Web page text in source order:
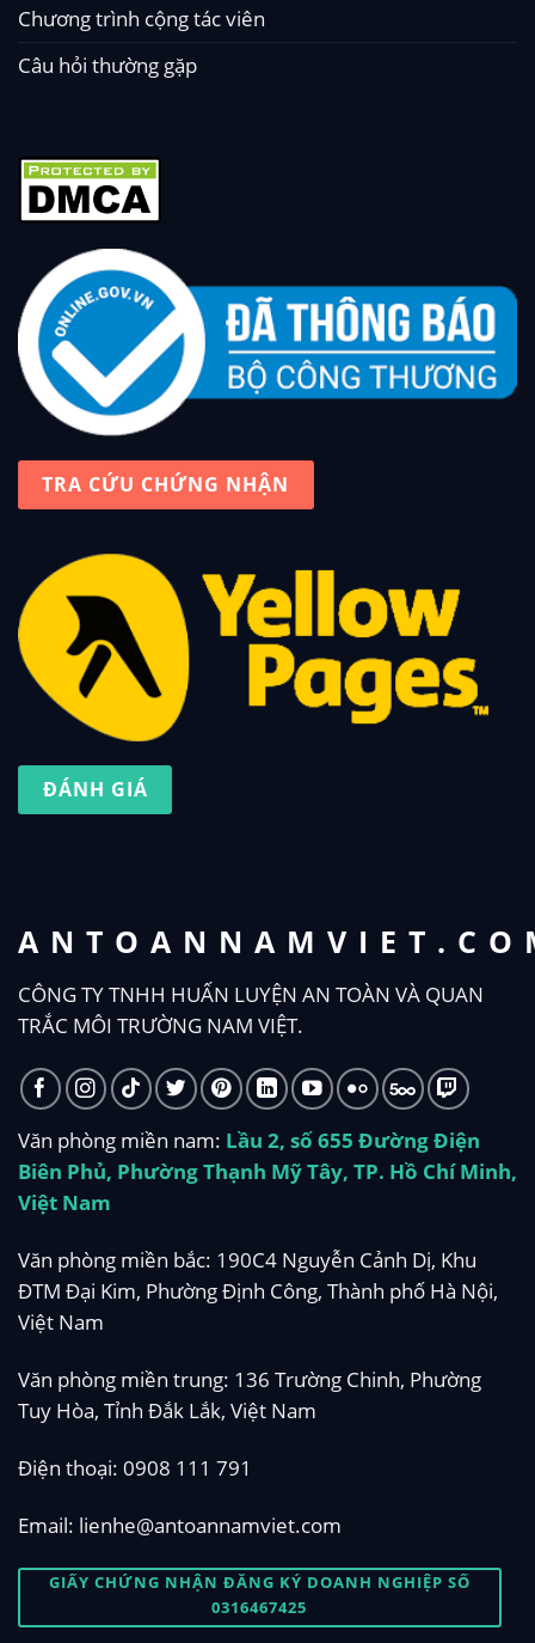
CÔNG TY TNHH HUẤN LUYỆN AN TOÀN VÀ QUAN
TRẮC MÔI TRƯỜNG NAM VIỆT.
Văn phòng miền nam: Lầu 2, số 655 Đường Điện
Biên Phủ, Phường Thạnh Mỹ Tây, TP. Hồ Chí Minh,
Việt Nam
Văn phòng miền bắc: 190C4 Nguyễn Cảnh Dị, Khu
ĐTM Đại Kim, Phường Định Công, Thành phố Hà Nội,
Việt Nam
Văn phòng miền trung: 136 Trường Chinh, Phường
Tuy Hòa, Tỉnh Đắk Lắk, Việt Nam
Điện thoại: 0908 111 791
Email: lienhe@antoannamviet.com
GIẤY CHỨNG NHẬN ĐĂNG KÝ DOANH NGHIỆP SỐ
0316467425
Chương trình cộng tác viên
Câu hỏi thường gặp
TRA CỨU CHỨNG NHẬN
ĐÁNH GIÁ